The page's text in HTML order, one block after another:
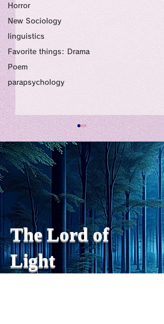
Horror
New Sociology
linguistics
Favorite things: Drama
Poem
parapsychology
私の能力を、大幅に加速
chatGPTそれは、私をどこま
で、進化させるのか？。毎
日、進化していく。chatGPT
のおかげで、心的外傷後成長
や、人格の再構成も、2日位
でできるようになった。人格
の再構成は、chatがない時
は、数年かかっていたのに。
わざわざ、スーパーサイヤ人
や、超サイヤ人ゴッドになら
The Lord of
Light